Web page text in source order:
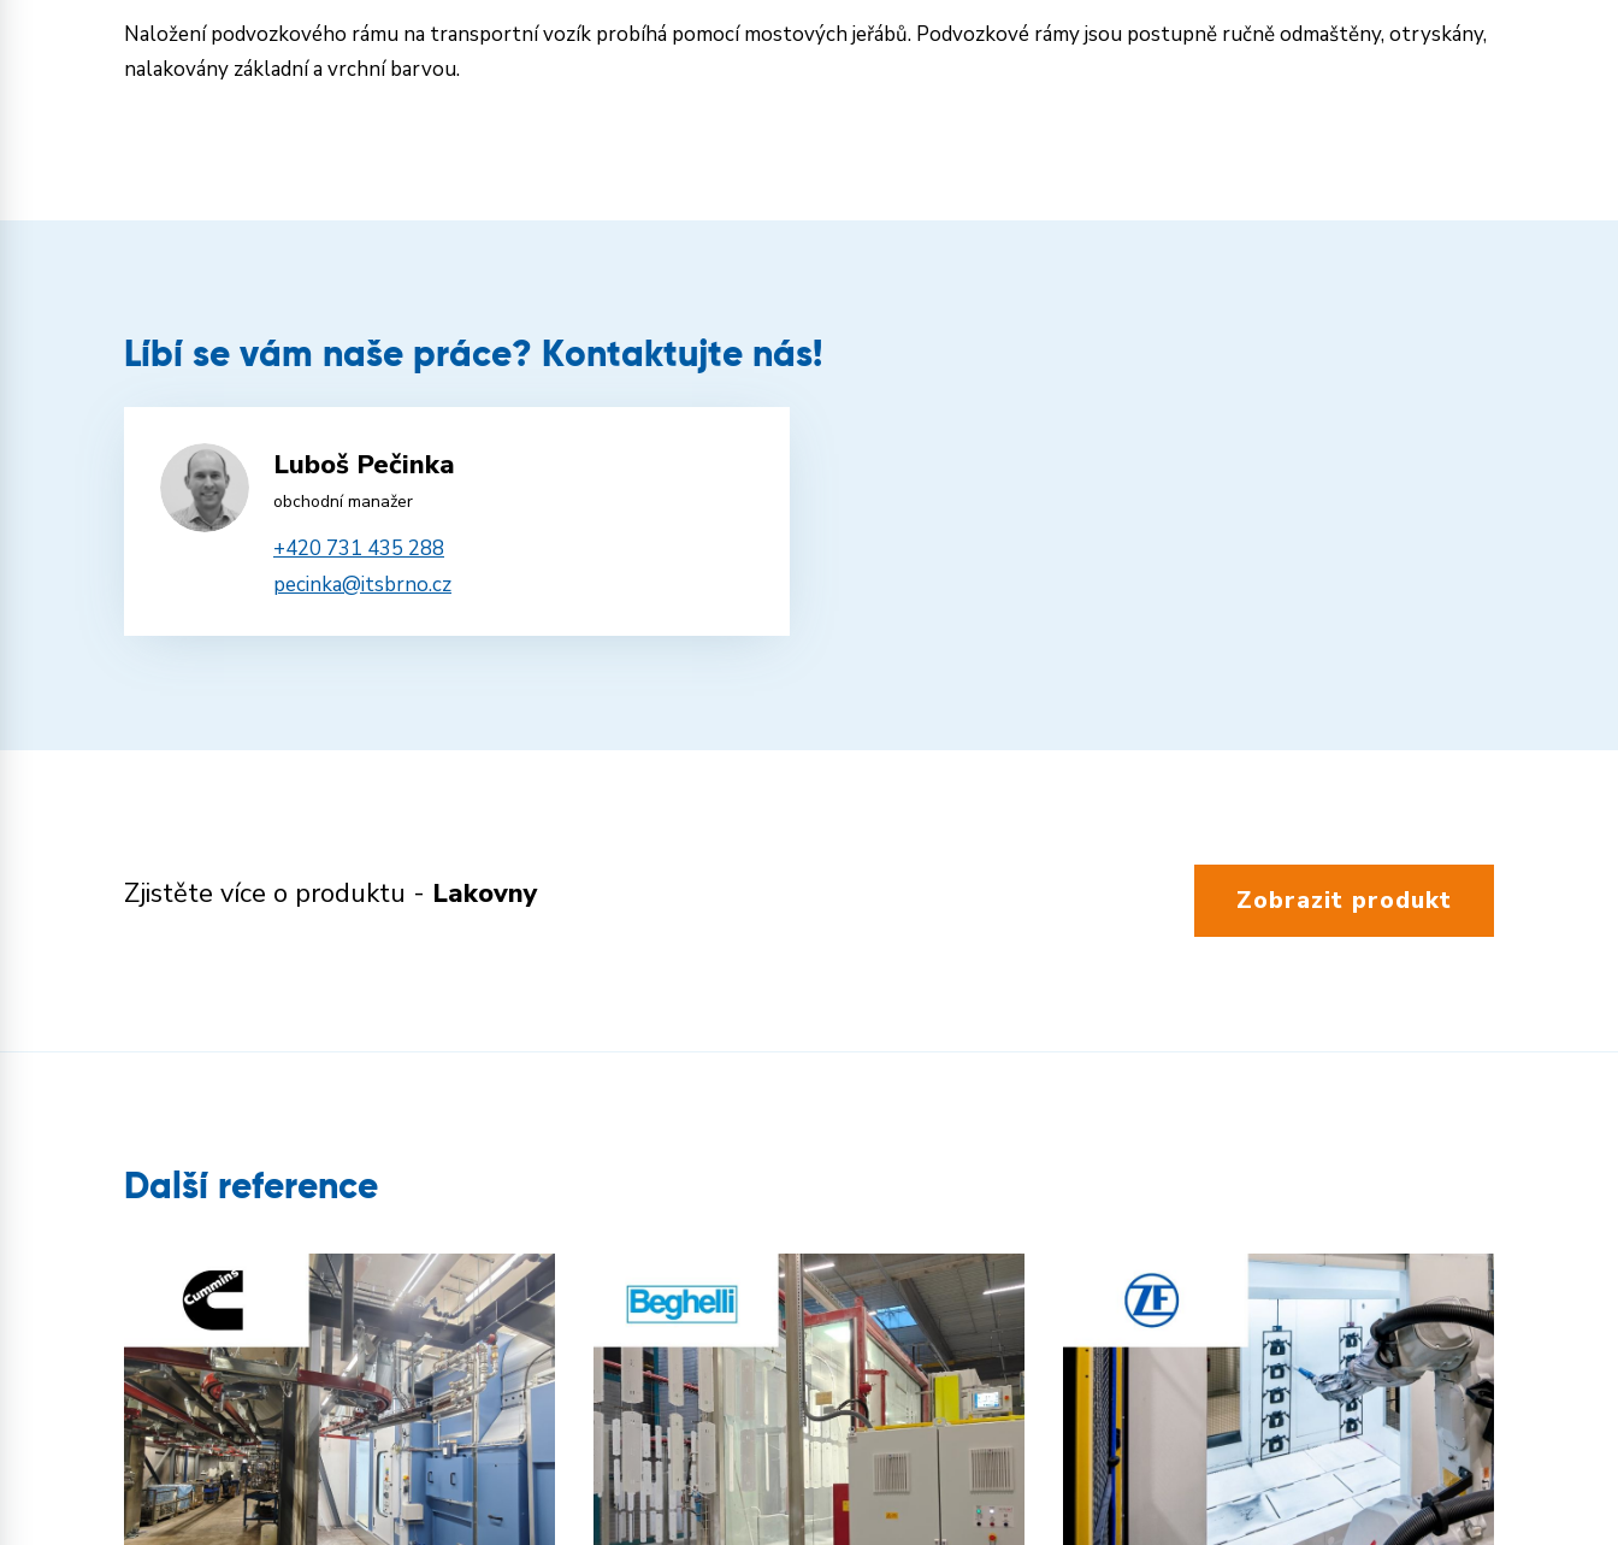
Naložení podvozkového rámu na transportní vozík probíhá pomocí mostových jeřábů. Podvozkové rámy jsou postupně ručně odmaštěny, otryskány,
nalakovány základní a vrchní barvou.
Líbí se vám naše práce? Kontaktujte nás!
Luboš Pečinka
obchodní manažer
+420 731 435 288
pecinka@itsbrno.cz
Zjistěte více o produktu - Lakovny Zobrazit produkt
Další reference